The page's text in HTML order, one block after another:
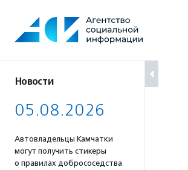
содержанию
Новости
05.08.2026
Автовладельцы Камчатки
могут получить стикеры
о правилах добрососедства